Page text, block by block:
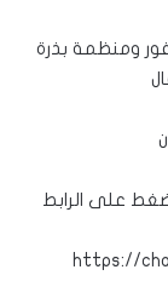
ومنظمة بذرة
على الرابط
https://